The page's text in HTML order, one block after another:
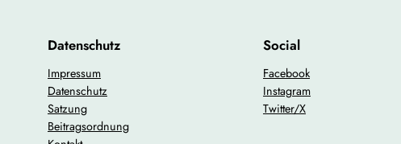
Datenschutz
Impressum
Datenschutz
Satzung
Beitragsordnung
Social
Facebook
Instagram
Twitter/X